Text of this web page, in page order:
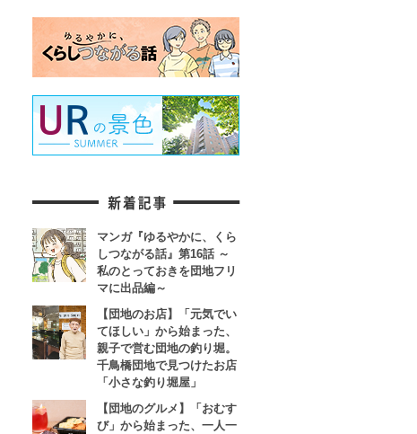
マンガ『ゆるやかに、くら
しつながる話』第16話 ～
私のとっておきを団地フリ
マに出品編～
【団地のお店】「元気でい
てほしい」から始まった、
親子で営む団地の釣り堀。
千鳥橋団地で見つけたお店
「小さな釣り堀屋」
【団地のグルメ】「おむす
び」から始まった、一人一